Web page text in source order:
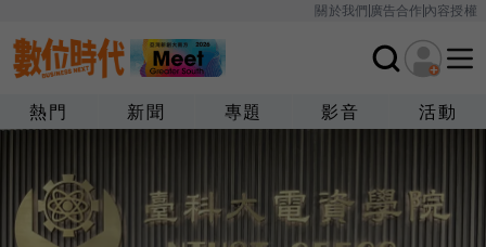
關於我們廣告合作內容授權
熱門 新聞 專題 影音 活動